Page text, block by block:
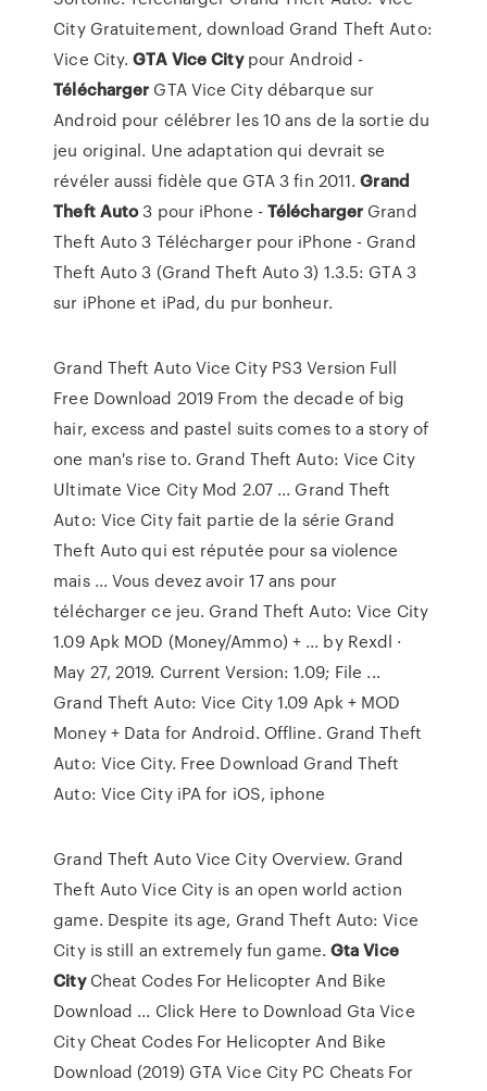
City Gratuitement, download Grand Theft Auto:
Vice City.GTA Vice Citypour Android -
Télécharger GTA Vice City débarque sur
Android pour célébrer les 10 ans de la sortie du
jeu original. Une adaptation qui devrait se
révéler aussi fidèle que GTA 3 fin 2011.Grand
Theft Auto3 pour iPhone -Télécharger Grand
Theft Auto 3 Télécharger pour iPhone - Grand
Theft Auto 3 (Grand Theft Auto 3) 1.3.5: GTA 3
sur iPhone et iPad, du pur bonheur.
Grand Theft Auto Vice City PS3 Version Full
Free Download 2019 From the decade of big
hair, excess and pastel suits comes to a story of
one man's rise to. Grand Theft Auto: Vice City
Ultimate Vice City Mod 2.07 ... Grand Theft
Auto: Vice City fait partie de la série Grand
Theft Auto qui est réputée pour sa violence
mais ... Vous devez avoir 17 ans pour
télécharger ce jeu. Grand Theft Auto: Vice City
1.09 Apk MOD (Money/Ammo) + ... by Rexdl ·
May 27, 2019. Current Version: 1.09; File ...
Grand Theft Auto: Vice City 1.09 Apk + MOD
Money + Data for Android. Offline. Grand Theft
Auto: Vice City. Free Download Grand Theft
Auto: Vice City iPA for iOS, iphone
Grand Theft Auto Vice City Overview. Grand
Theft Auto Vice City is an open world action
game. Despite its age, Grand Theft Auto: Vice
City is still an extremely fun game. Gta Vice
CityCheat Codes For Helicopter And Bike
Download ... Click Here to Download Gta Vice
City Cheat Codes For Helicopter And Bike
Download (2019) GTA Vice City PC Cheats For